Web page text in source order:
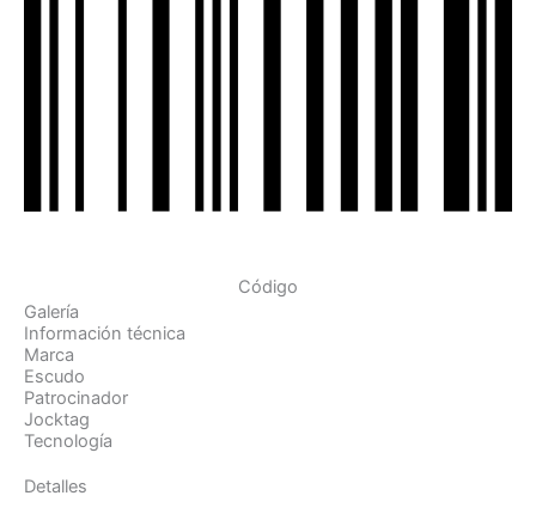
Código
Galería
Información técnica
Marca
Escudo
Patrocinador
Jocktag
Tecnología
Detalles